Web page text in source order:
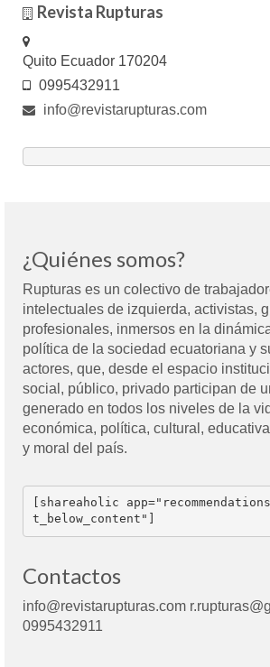
Revista Rupturas
Quito Ecuador 170204
0995432911
info@revistarupturas.com
¿Quiénes somos?
Rupturas es un colectivo de
intelectuales de izquierda, activistas,
profesionales, inmersos en la
política de la sociedad ecuatoriana y
actores, que, desde el espacio
social, público, privado participan de
generado en todos los niveles de la
económica, política, cultural,
y moral del país.
[shareaholic
t_below_content"]
Contactos
info@revistarupturas.com
0995432911